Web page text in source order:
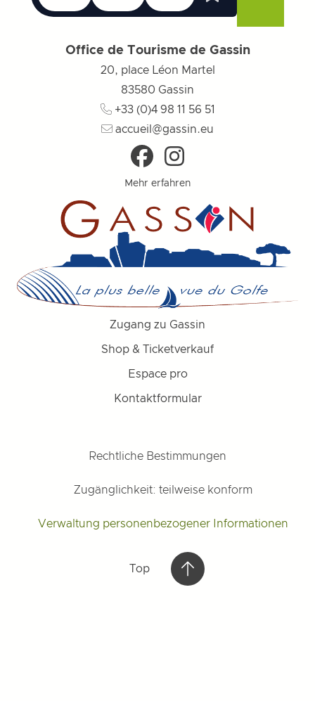
Menü schließenMenü schließenMenü schließen
Whishlist
Office de Tourisme de Gassin
20, place Léon Martel
83580 Gassin
+33 (0)4 98 11 56 51
accueil@gassin.eu
Mehr erfahren
Zugang zu Gassin
Shop & Ticketverkauf
Espace pro
Kontaktformular
Rechtliche Bestimmungen
Zugänglichkeit: teilweise konform
Verwaltung personenbezogener Informationen
Top